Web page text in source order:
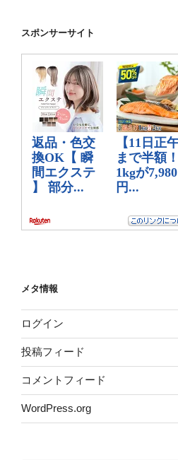
スポンサーサイト
メタ情報
ログイン
投稿フィード
コメントフィード
WordPress.org